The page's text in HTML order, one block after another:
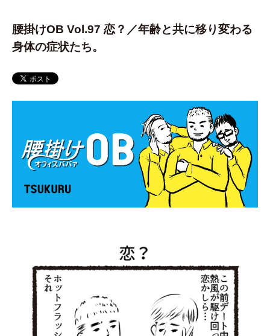
腰掛けOB Vol.97 恋？／年齢と共に移り変わる
身体の症状たち。